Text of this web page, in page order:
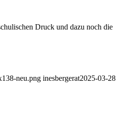
Druck und dazu noch die
neu.png inesbergerat2025-03-28